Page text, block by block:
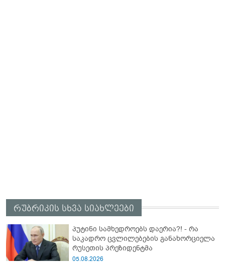
რუბრიკის სხვა სიახლეები
პუტინი სამხედროებს დაერია?! - რა
საკადრო ცვლილებების განახორციელა
რუსეთის პრეზიდენტმა
05.08.2026